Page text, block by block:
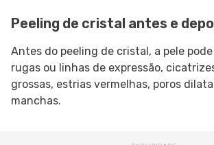
Peeling de cristal antes e
Antes do peeling de cristal, a pele
rugas ou linhas de expressão,
grossas, estrias vermelhas, poros
manchas.